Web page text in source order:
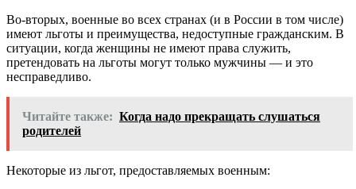
Во-вторых, военные во всех странах (и в России в том числе)
имеют льготы и преимущества, недоступные гражданским. В
ситуации, когда женщины не имеют права служить,
претендовать на льготы могут только мужчины — и это
несправедливо.
Читайте также: Когда надо прекращать слушаться
родителей
Некоторые из льгот, предоставляемых военным: